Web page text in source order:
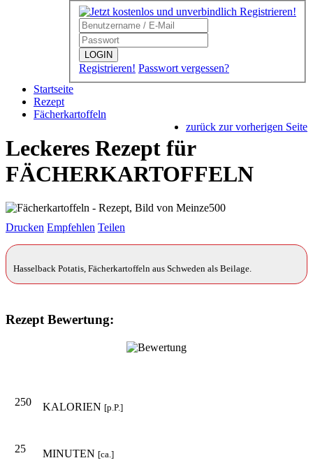
LOGIN
Registrieren! Passwort vergessen?
Startseite
Rezept
Fächerkartoffeln
zurück zur vorherigen Seite
Leckeres Rezept für
FÄCHERKARTOFFELN
Drucken Empfehlen Teilen
Hasselback Potatis, Fächerkartoffeln aus Schweden als Beilage.
Rezept Bewertung:
250 KALORIEN [p.P.]
25 MINUTEN [ca.]